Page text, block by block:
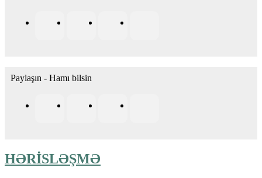
Paylaşın - Hamı bilsin
HƏRİSLƏŞMƏ